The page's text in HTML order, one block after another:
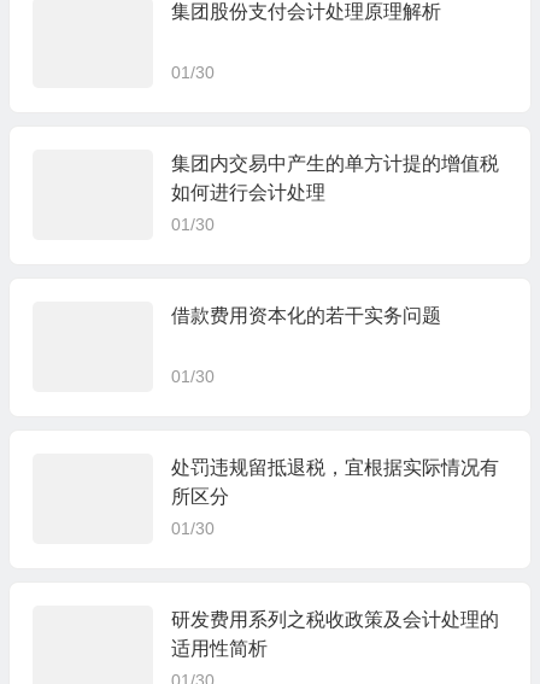
集团股份支付会计处理原理解析
01/30
集团内交易中产生的单方计提的增值税
如何进行会计处理
01/30
借款费用资本化的若干实务问题
01/30
处罚违规留抵退税，宜根据实际情况有
所区分
01/30
研发费用系列之税收政策及会计处理的
适用性简析